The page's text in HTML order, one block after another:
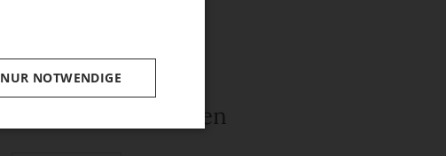
Verwandte Themen
NUR NOTWENDIGE